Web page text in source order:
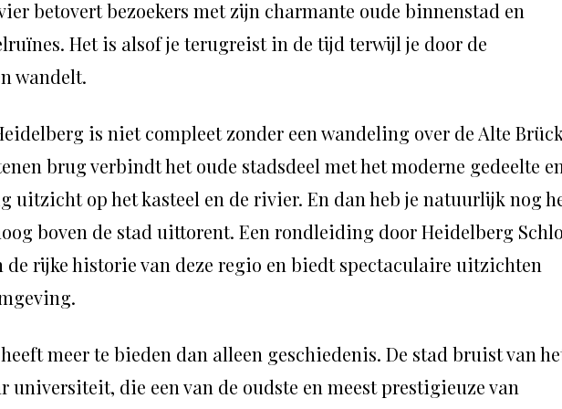
betovert bezoekers met zijn charmante oude binnenstad en
Het is alsof je terugreist in de tijd terwijl je door de
wandelt.
is niet compleet zonder een wandeling over de Alte
brug verbindt het oude stadsdeel met het moderne gedeelte en
uitzicht op het kasteel en de rivier. En dan heb je natuurlijk nog
boven de stad uittorent. Een rondleiding door Heidelberg
rijke historie van deze regio en biedt spectaculaire uitzichten
meer te bieden dan alleen geschiedenis. De stad bruist van
universiteit, die een van de oudste en meest prestigieuze van